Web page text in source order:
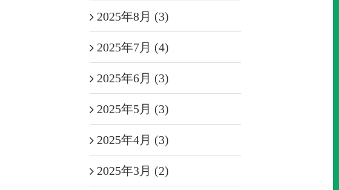
2025年8月 (3)
2025年7月 (4)
2025年6月 (3)
2025年5月 (3)
2025年4月 (3)
2025年3月 (2)